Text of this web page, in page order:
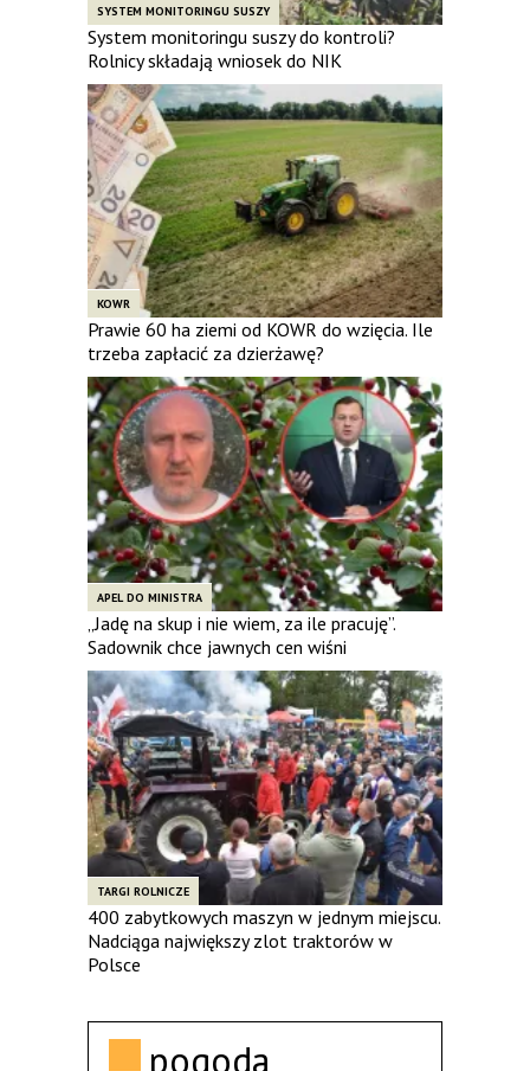
SYSTEM MONITORINGU SUSZY
System monitoringu suszy do kontroli?
Rolnicy składają wniosek do NIK
KOWR
Prawie 60 ha ziemi od KOWR do wzięcia. Ile
trzeba zapłacić za dzierżawę?
APEL DO MINISTRA
„Jadę na skup i nie wiem, za ile pracuję”.
Sadownik chce jawnych cen wiśni
TARGI ROLNICZE
400 zabytkowych maszyn w jednym miejscu.
Nadciąga największy zlot traktorów w
Polsce
pogoda